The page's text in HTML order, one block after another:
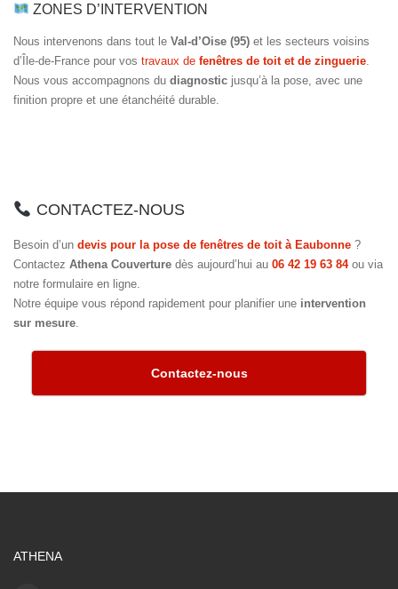
ZONES D’INTERVENTION
Nous intervenons dans tout le Val-d’Oise (95) et les secteurs voisins
d’Île-de-France pour vos travaux de fenêtres de toit et de zinguerie
Nous vous accompagnons du diagnostic jusqu’à la pose, avec une
finition propre et une étanchéité durable.
CONTACTEZ-NOUS
Besoin d’un devis pour la pose de fenêtres de toit à Eaubonne ?
Contactez Athena Couverture dès aujourd’hui au 06 42 19 63 84ou via
notre formulaire en ligne.
Notre équipe vous répond rapidement pour planifier une intervention
sur mesure.
Contactez-nous
ATHENA